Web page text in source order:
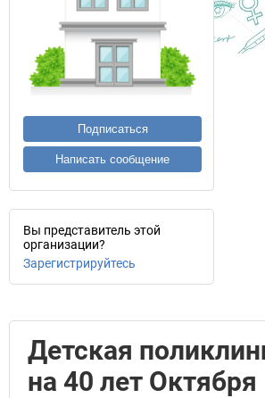
Подписаться
Написать сообщение
Вы представитель этой
организации?
Зарегистрируйтесь
Детская
на 40 лет Октября